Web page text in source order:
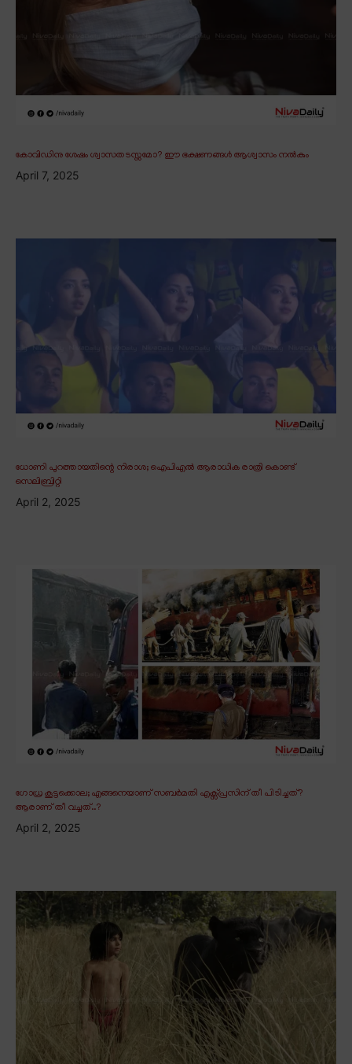
കോവിഡിനു ശേഷം ശ്വാസതടസ്സമോ? ഈ ഭക്ഷണങ്ങൾ ആശ്വാസം നൽകും
April 7, 2025
ധോണി പുറത്തായതിന്റെ നിരാശ; ഐപിഎൽ ആരാധിക രാത്രി കൊണ്ട്
സെലിബ്രിറ്റി
April 2, 2025
ഗോധ്ര കൂട്ടക്കൊല; എങ്ങനെയാണ് സബർമതി എക്സ്പ്രസിന് തീ പിടിച്ചത്?
ആരാണ് തീ വച്ചത്..?
April 2, 2025